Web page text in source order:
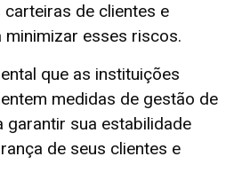
de clientes e
minimizar esses riscos.
que as instituições
medidas de gestão de
garantir sua estabilidade
de seus clientes e